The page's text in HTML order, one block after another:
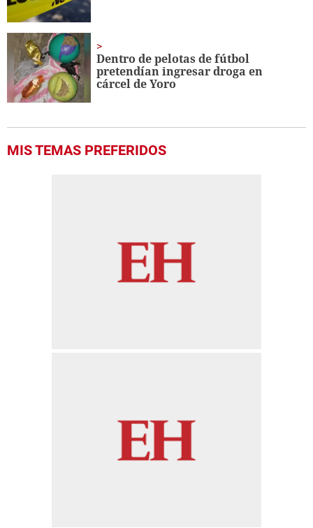
Dentro de pelotas de fútbol
pretendían ingresar droga en
cárcel de Yoro
MIS TEMAS PREFERIDOS